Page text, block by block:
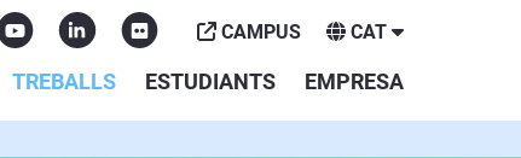
TREBALLS ESTUDIANTS EMPRESA
CAMPUS CAT